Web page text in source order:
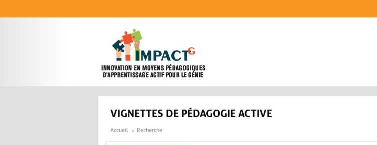
VIGNETTES DE PÉDAGOGIE ACTIVE
Accueil Recherche